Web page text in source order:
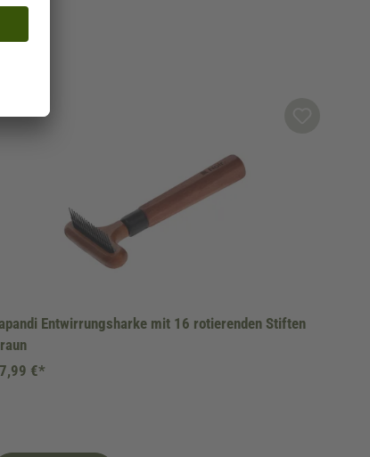
Entwirrungsharke mit 16 rotierenden Stiften
€*